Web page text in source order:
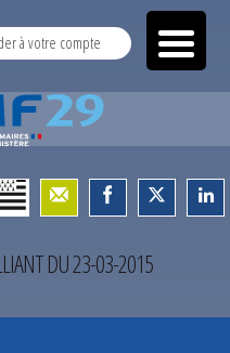
à votre compte
DU 23-03-2015